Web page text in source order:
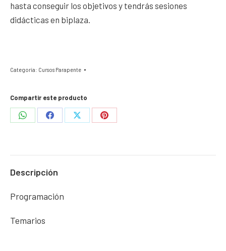
hasta conseguir los objetivos y tendrás sesiones
didácticas en biplaza.
Categoría: Cursos Parapente
Compartir este producto
Share
Share
Share
Share
Descripción
Programación
Temarios